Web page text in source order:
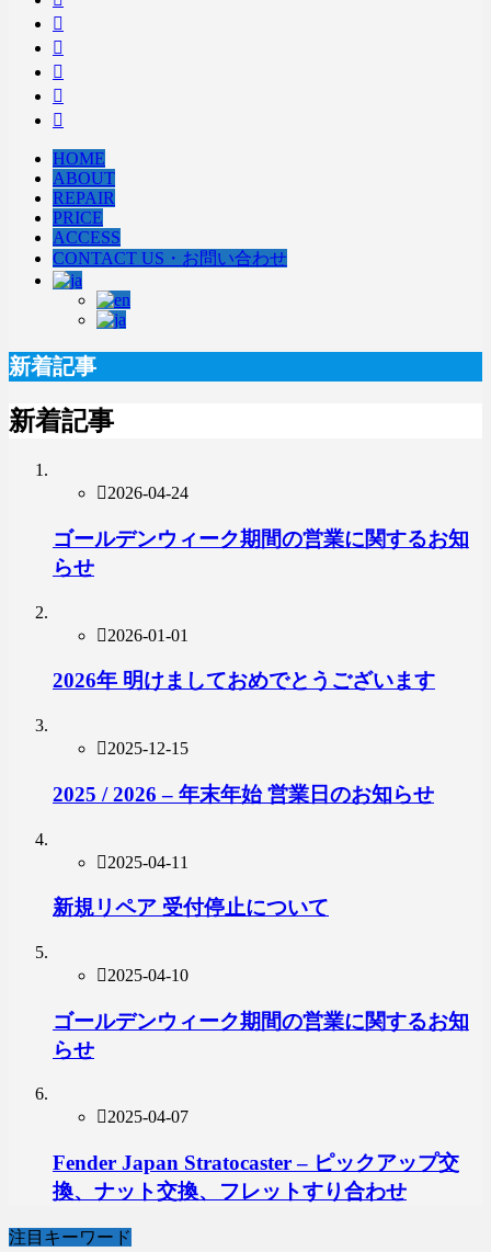
HOME
ABOUT
REPAIR
PRICE
ACCESS
CONTACT US・お問い合わせ
新着記事
新着記事
2026-04-24
ゴールデンウィーク期間の営業に関するお知
らせ
2026-01-01
2026年 明けましておめでとうございます
2025-12-15
2025 / 2026 – 年末年始 営業日のお知らせ
2025-04-11
新規リペア 受付停止について
2025-04-10
ゴールデンウィーク期間の営業に関するお知
らせ
2025-04-07
Fender Japan Stratocaster – ピックアップ交
換、ナット交換、フレットすり合わせ
注目キーワード